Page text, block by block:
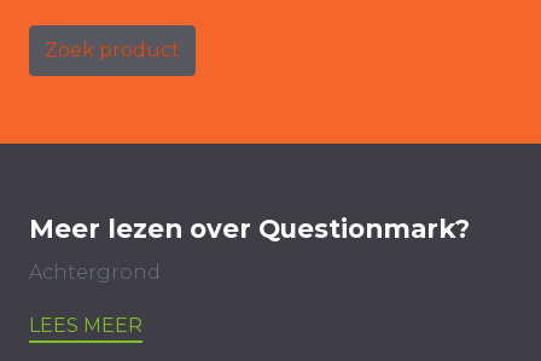
Zoek product
Meer lezen over Questionmark?
Achtergrond
LEES MEER